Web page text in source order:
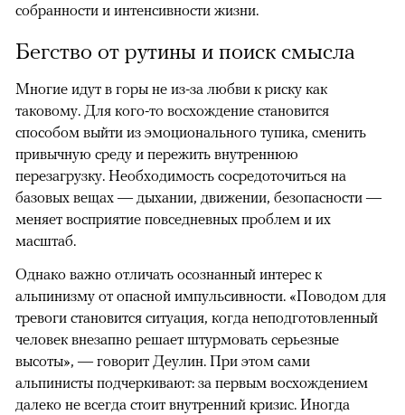
собранности и интенсивности жизни.
Бегство от рутины и поиск смысла
Многие идут в горы не из-за любви к риску как
таковому. Для кого-то восхождение становится
способом выйти из эмоционального тупика, сменить
привычную среду и пережить внутреннюю
перезагрузку. Необходимость сосредоточиться на
базовых вещах — дыхании, движении, безопасности —
меняет восприятие повседневных проблем и их
масштаб.
Однако важно отличать осознанный интерес к
альпинизму от опасной импульсивности. «Поводом для
тревоги становится ситуация, когда неподготовленный
человек внезапно решает штурмовать серьезные
высоты», — говорит Деулин. При этом сами
альпинисты подчеркивают: за первым восхождением
далеко не всегда стоит внутренний кризис. Иногда